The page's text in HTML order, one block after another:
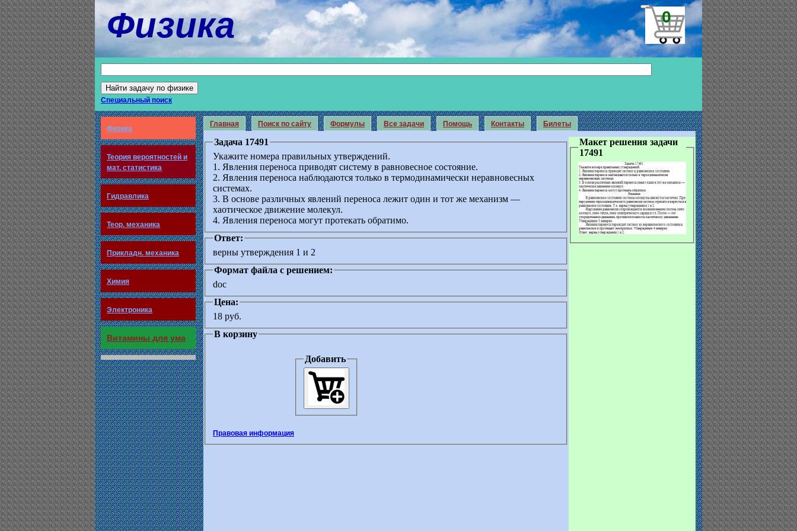
Физика 0
Специальный поиск
Физика
Теория вероятностей и
мат. статистика
Гидравлика
Теор. механика
Прикладн. механика
Химия
Электроника
Витамины для ума
Главная Поиск по сайту Формулы Все задачи Помощь Контакты Билеты
Задача 17491
Укажите номера правильных утверждений.
1. Явления переноса приводят систему в равновесное состояние.
2. Явления переноса наблюдаются только в термодинамически неравновесных
системах.
3. В основе различных явлений переноса лежит один и тот же механизм —
хаотическое движение молекул.
4. Явления переноса могут протекать обратимо.
Макет решения задачи
17491
Ответ:
верны утверждения 1 и 2
Формат файла с решением:
doc
Цена:
18 руб.
В корзину
Добавить
Правовая информация